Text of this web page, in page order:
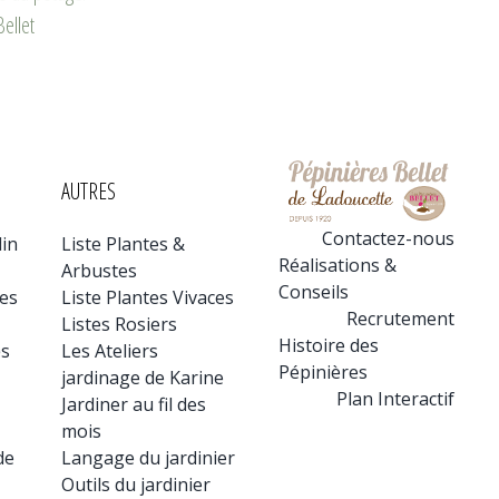
AUTRES
Liste Plantes &
Arbustes
Liste Plantes Vivaces
Listes Rosiers
Les Ateliers
jardinage de Karine
Jardiner au fil des
mois
Langage du jardinier
Outils du jardinier
Contactez-nous
Réalisations &
Conseils
Recrutement
Histoire des
Pépinières
Plan Interactif